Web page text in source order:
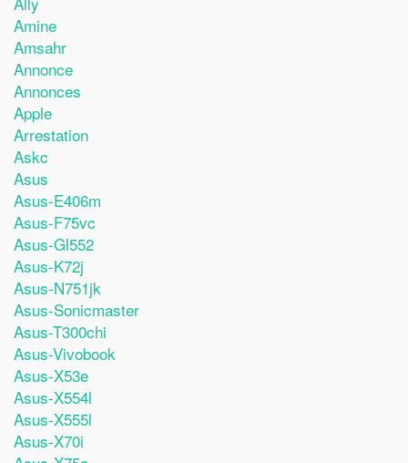
Amine
Amsahr
Annonce
Annonces
Apple
Arrestation
Askc
Asus
Asus-E406m
Asus-F75vc
Asus-Gl552
Asus-K72j
Asus-N751jk
Asus-Sonicmaster
Asus-T300chi
Asus-Vivobook
Asus-X53e
Asus-X554l
Asus-X555l
Asus-X70i